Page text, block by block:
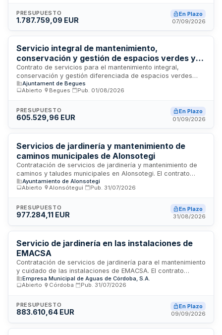
vegetales, así como actuaciones de urgencia y mejora de
espacios verdes. El servicio está sujeto a subrogación de
regulación armonizada.
PRESUPUESTO
1.787.759,09 EUR
En Plazo
07/09/2026
Servicio integral de mantenimiento,
conservación y gestión de espacios verdes y
arbolado urbano del Ayuntamiento de Begues
Contrato de servicios para el mantenimiento integral,
conservación y gestión diferenciada de espacios verdes
municipales, forestales, arbolado viario y jardineras urbanas
del término municipal de Begues. Las prestaciones incluyen
gestión de residuos vegetales, actuaciones de emergencia y
actualización del Sistema de Información Geográfica. El
permanente en el cuidado del patrimonio vegetal municipal.
Ajuntament de Begues
Abierto
Begues Pub. 01/08/2026
PRESUPUESTO
605.529,96 EUR
En Plazo
01/09/2026
Servicios de jardinería y mantenimiento de
caminos municipales de Alonsotegi
Contratación de servicios de jardinería y mantenimiento de
caminos y taludes municipales en Alonsotegi. El contrato
comprende dos lotes diferenciados: jardinería con operarios
especializados, y conservación de caminos y taludes. Se
compromiso ambiental con gestión sostenible de residuos. El
servicio tiene carácter de tracto sucesivo.
Ayuntamiento de Alonsotegi
Abierto
Alonsótegui Pub. 31/07/2026
PRESUPUESTO
977.284,11 EUR
En Plazo
31/08/2026
Servicio de jardinería en las instalaciones de
EMACSA
Contratación de servicios de jardinería para el mantenimiento
y cuidado de las instalaciones de EMACSA. El contrato
comprende la ejecución de trabajos de jardinería conforme
a las especificaciones técnicas establecidas en el pliego de
fases necesarias para la prestación adecuada del servicio.
La entidad adjudicataria deberá disponer de los medios
obligaciones contractuales.
Empresa Municipal de Aguas de Córdoba, S.A.
Abierto
Córdoba Pub. 31/07/2026
PRESUPUESTO
883.610,64 EUR
En Plazo
09/09/2026